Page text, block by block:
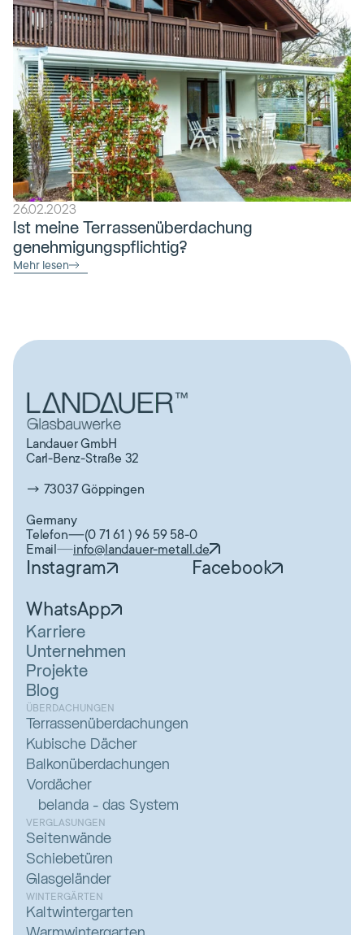
26.02.2023
Ist meine Terrassenüberdachung
genehmigungspflichtig?
Mehr lesen
Landauer GmbH
Carl-Benz-Straße 32
→ 73037 Göppingen
Germany
Telefon
(0 71 61 ) 96 59 58-0
Email
info@landauer-metall.de
Instagram
Facebook
WhatsApp
Karriere
Unternehmen
Projekte
Blog
ÜBERDACHUNGEN
Terrassenüberdachungen
Kubische Dächer
Balkonüberdachungen
Vordächer
   belanda - das System
VERGLASUNGEN
Seitenwände
Schiebetüren
Glasgeländer
WINTERGÄRTEN
Kaltwintergarten